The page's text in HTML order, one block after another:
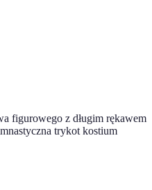
figurowego z długim rękawem
trykot kostium